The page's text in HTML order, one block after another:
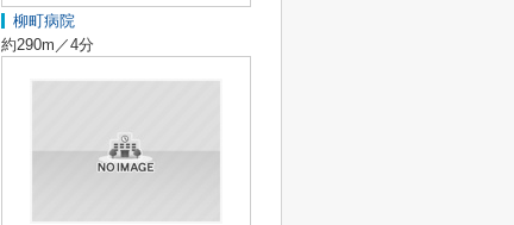
柳町病院
約290m／4分